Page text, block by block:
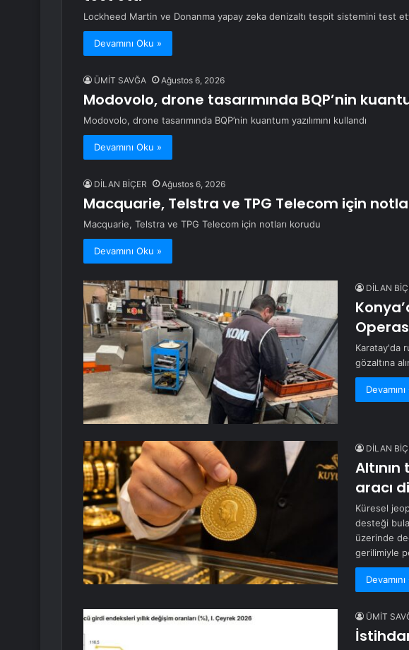
Lockheed Martin ve Donanma yapay zeka denizaltı tespit sistemini test
Devamını Oku »
ÜMİT SAVĞA Ağustos 6, 2026
Modovolo, drone tasarımında BQP’nin
Modovolo, drone tasarımında BQP’nin kuantum yazılımını kullandı
Devamını Oku »
DİLAN BİÇER Ağustos 6, 2026
Macquarie, Telstra ve TPG Telecom için
Macquarie, Telstra ve TPG Telecom için notları korudu
Devamını Oku »
DİLAN
Karatay'da
gözaltına
DİLAN
aracı
Küresel
desteği
üzerinde
gerilimiyle
ÜMİT